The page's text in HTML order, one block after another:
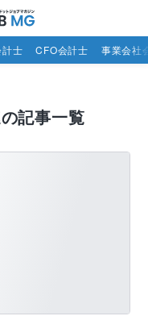
士 CFO会計士 事業会社
記事一覧